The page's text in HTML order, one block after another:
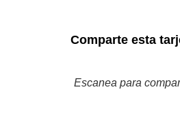
Comparte esta
Escanea para